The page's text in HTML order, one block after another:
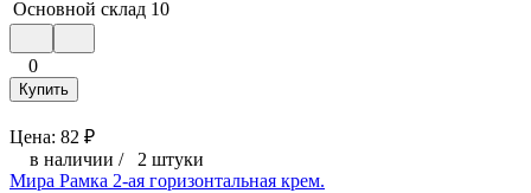
Основной склад 10
0
Купить
Цена: 82 ₽
в наличии / 2 штуки
Мира Рамка 2-ая горизонтальная крем.